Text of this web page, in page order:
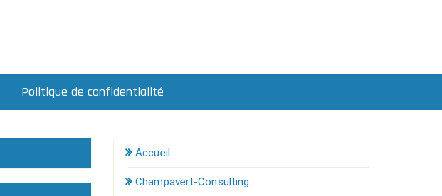
Politique de confidentialité
Accueil
Champavert-Consulting